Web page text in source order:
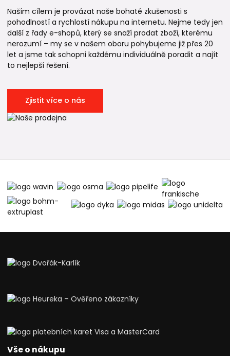
Naším cílem je provázat naše bohaté zkušenosti s
pohodlností a rychlostí nákupu na internetu. Nejme tedy jen
další z řady e-shopů, který se snaží prodat zboží, kterému
nerozumí – my se v našem oboru pohybujeme již přes 20
let a jsme tak schopni každému individuálně poradit a najít
to nejlepší řešení.
Zjistit více o nás
Vše o nákupu